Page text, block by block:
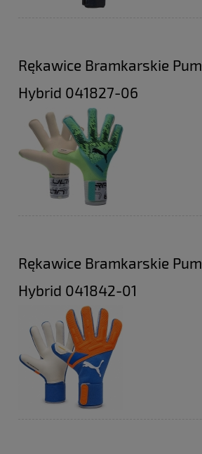
Rękawice Bramkarskie
Hybrid 041827-06
Rękawice Bramkarskie
Hybrid 041842-01